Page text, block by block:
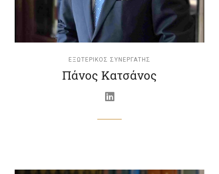
ΕΞΩΤΕΡΙΚΌΣ ΣΥΝΕΡΓΆΤΗΣ
Πάνος Κατσάνος